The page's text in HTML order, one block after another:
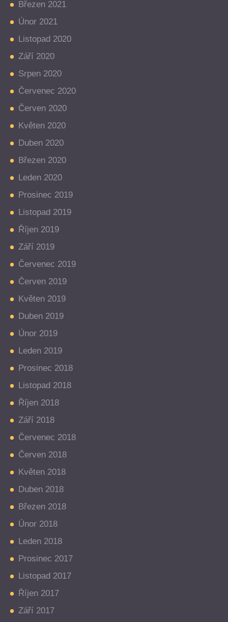
Březen 2021
Únor 2021
Listopad 2020
Září 2020
Srpen 2020
Červenec 2020
Červen 2020
Květen 2020
Duben 2020
Březen 2020
Leden 2020
Prosinec 2019
Listopad 2019
Říjen 2019
Září 2019
Červenec 2019
Červen 2019
Květen 2019
Duben 2019
Únor 2019
Leden 2019
Prosinec 2018
Listopad 2018
Říjen 2018
Září 2018
Červenec 2018
Červen 2018
Květen 2018
Duben 2018
Březen 2018
Únor 2018
Leden 2018
Prosinec 2017
Listopad 2017
Říjen 2017
Září 2017